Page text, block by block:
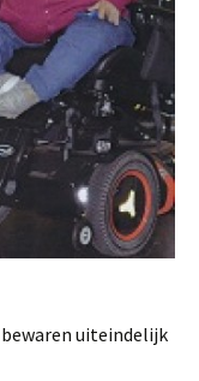
uiteindelijk